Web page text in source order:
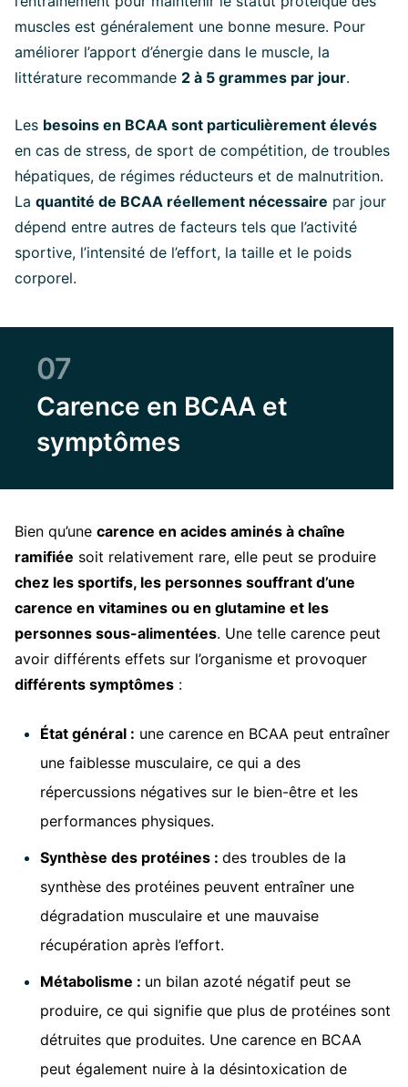
muscles est généralement une bonne mesure. Pour
améliorer l’apport d’énergie dans le muscle, la
littérature recommande 2 à 5 grammes par jour.
Les besoins en BCAA sont particulièrement élevés
en cas de stress, de sport de compétition, de troubles
hépatiques, de régimes réducteurs et de malnutrition.
La quantité de BCAA réellement nécessaire par jour
dépend entre autres de facteurs tels que l’activité
sportive, l’intensité de l’effort, la taille et le poids
corporel.
07
Carence en BCAA et
symptômes
Bien qu’une carence en acides aminés à chaîne
ramifiée soit relativement rare, elle peut se produire
chez les sportifs, les personnes souffrant d’une
carence en vitamines ou en glutamine et les
personnes sous-alimentées. Une telle carence peut
avoir différents effets sur l’organisme et provoquer
différents symptômes :
État général : une carence en BCAA peut entraîner
une faiblesse musculaire, ce qui a des
répercussions négatives sur le bien-être et les
performances physiques.
Synthèse des protéines : des troubles de la
synthèse des protéines peuvent entraîner une
dégradation musculaire et une mauvaise
récupération après l’effort.
Métabolisme : un bilan azoté négatif peut se
produire, ce qui signifie que plus de protéines sont
détruites que produites. Une carence en BCAA
peut également nuire à la désintoxication de